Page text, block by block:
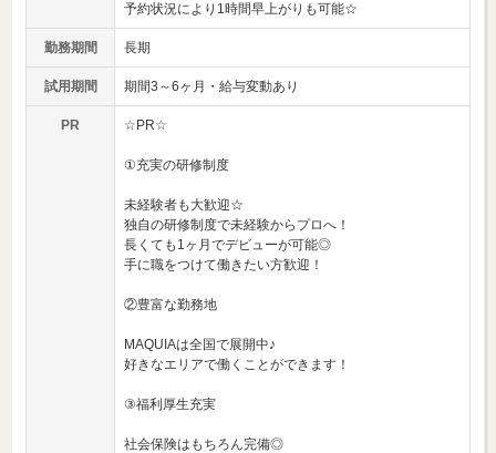
予約状況により1時間早上がりも可能☆
勤務期間 長期
試用期間 期間3～6ヶ月・給与変動あり
PR ☆PR☆
①充実の研修制度
未経験者も大歓迎☆
独自の研修制度で未経験からプロへ！
長くても1ヶ月でデビューが可能◎
手に職をつけて働きたい方歓迎！
②豊富な勤務地
MAQUIAは全国で展開中♪
好きなエリアで働くことができます！
③福利厚生充実
社会保険はもちろん完備◎